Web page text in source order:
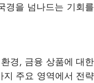
경을 넘나드는 기회를
경, 금융 상품에 대한
주요 영역에서 전략